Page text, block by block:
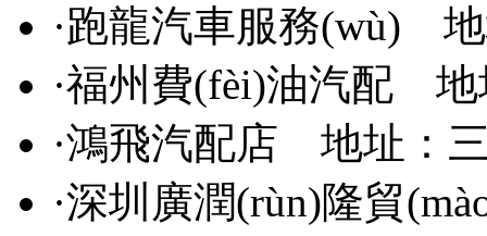
·跑龍汽車服務(wù) 地
·福州費(fèi)油汽配 地
·鴻飛汽配店 地址：
·深圳廣潤(rùn)隆貿